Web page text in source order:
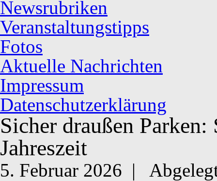
Newsrubriken
Veranstaltungstipps
Fotos
Aktuelle Nachrichten
Impressum
Datenschutzerklärung
Sicher draußen
Jahreszeit
5. Februar 2026 |